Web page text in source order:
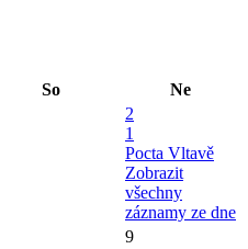
So Ne
2
1
Pocta Vltavě
Zobrazit
všechny
záznamy ze dne
9